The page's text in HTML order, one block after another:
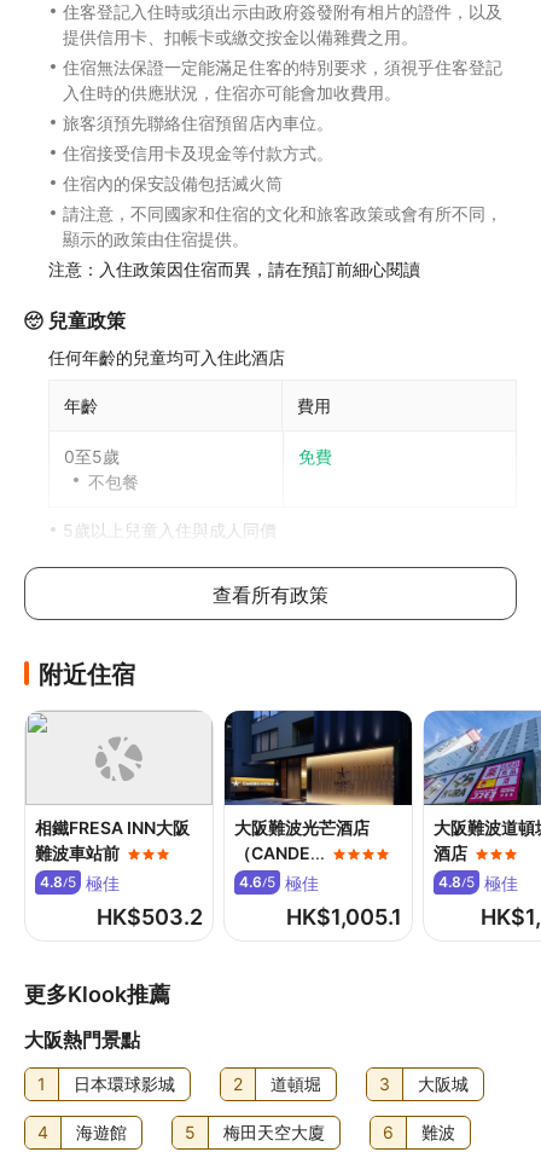
住客登記入住時或須出示由政府簽發附有相片的證件，以及
提供信用卡、扣帳卡或繳交按金以備雜費之用。
住宿無法保證一定能滿足住客的特別要求，須視乎住客登記
入住時的供應狀況，住宿亦可能會加收費用。
旅客須預先聯絡住宿預留店內車位。
住宿接受信用卡及現金等付款方式。
住宿內的保安設備包括滅火筒
請注意，不同國家和住宿的文化和旅客政策或會有所不同，
顯示的政策由住宿提供。
注意：入住政策因住宿而異，請在預訂前細心閱讀
兒童政策
任何年齡的兒童均可入住此酒店
年齡 費用
0至5歲
不包餐
免費
5歲以上兒童入住與成人同價
帶更多兒童，請參考以下說明，具體政策因酒店而異
此酒店不可加床
如有兒童同行或額外住客可能需支付額外費用，詳情請向酒
寵物政策
不可攜帶寵物
其他費用
自助早餐費用：成人 JPY2420 至 2420，小童 JPY880 至
1320 (大約金額)
清潔服務費：每日 JPY1650；或按入住天數計算
金額亦可能會有所變動。
食物及飲品
入住大阪難波站日和酒店的旅客可到 La biyori 飽餐一頓，大
查看所有政策
附近住宿
相鐵FRESA INN大阪
難波車站前
4.8/5 極佳
HK$503.2
大阪難波光芒酒店
（CANDE...
4.6/5 極佳
HK$1,005.1
大阪難波道頓
酒店
4.8/5 極佳
HK$
更多Klook推薦
大阪熱門景點
1 日本環球影城 2 道頓堀 3 大阪城
4 海遊館 5 梅田天空大廈 6 難波